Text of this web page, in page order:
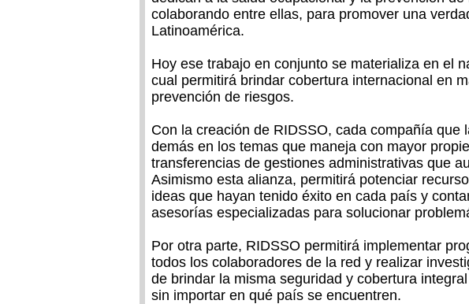
colaborando entre ellas, para promover una
Latinoamérica.
Hoy ese trabajo en conjunto se materializa en el
cual permitirá brindar cobertura internacional en
prevención de riesgos.
Con la creación de RIDSSO, cada compañía que
demás en los temas que maneja con mayor
transferencias de gestiones administrativas que
Asimismo esta alianza, permitirá potenciar
ideas que hayan tenido éxito en cada país y
asesorías especializadas para solucionar
Por otra parte, RIDSSO permitirá implementar
todos los colaboradores de la red y realizar
de brindar la misma seguridad y cobertura
sin importar en qué país se encuentren.